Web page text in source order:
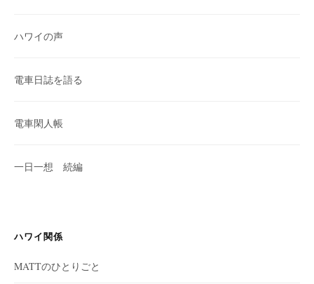
ハワイの声
電車日誌を語る
電車閑人帳
一日一想 続編
ハワイ関係
MATTのひとりごと